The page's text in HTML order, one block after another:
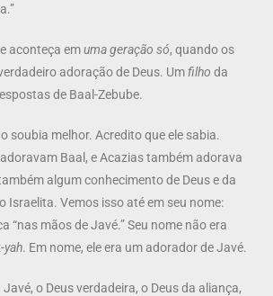
aconteça emuma geração só, quando os
adoração de Deus. Umfilhoda
de Baal-Zebube.
soubia melhor. Acredito que ele sabia.
Baal, e Acazias também adorava
algum conhecimento de Deus e da
Israelita. Vemos isso até em seu nome:
“nas mãos de Javé.” Seu nome não era
yah. Em nome, ele era um adorador de Javé.
o Deus verdadeira, o Deus da aliança,